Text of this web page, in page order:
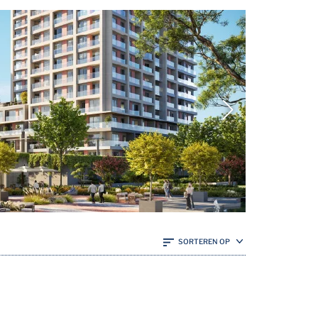
SORTEREN OP